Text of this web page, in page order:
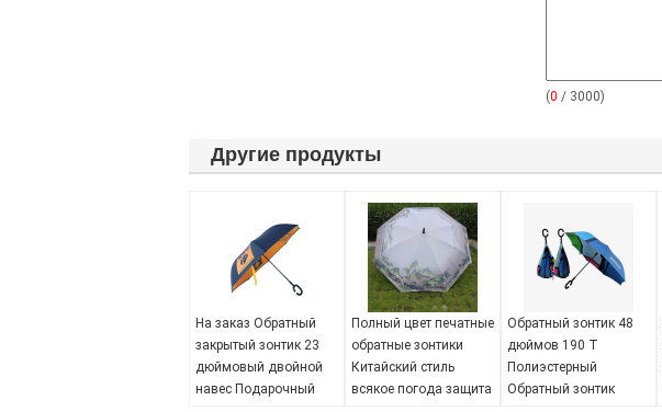
(0 / 3000)
Другие продукты
На заказ Обратный
закрытый зонтик 23
дюймовый двойной
навес Подарочный
Полный цвет печатные
обратные зонтики
Китайский стиль
всякое погода защита
Обратный зонтик 48
дюймов 190 Т
Полиэстерный
Обратный зонтик